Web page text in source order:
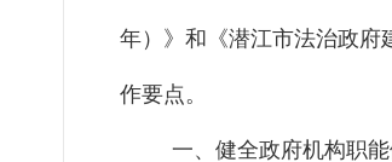
年）》和《潜江市法治政府
作要点。
一、健全政府机构职